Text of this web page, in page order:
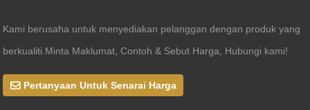
Kami berusaha untuk menyediakan pelanggan dengan produk yang
berkualiti.Minta Maklumat, Contoh & Sebut Harga, Hubungi kami!
Pertanyaan Untuk Senarai Harga